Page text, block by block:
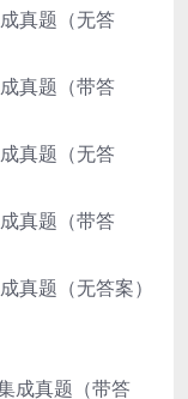
真题（无答
真题（带答
真题（无答
真题（带答
题（无答案）
成真题（带答